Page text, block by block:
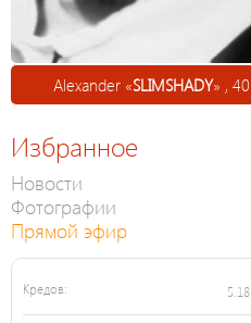
Alexander «SLIMSHADY» , 40
Избранное
Новости
Фотографии
Прямой эфир
Кредов: 5.18